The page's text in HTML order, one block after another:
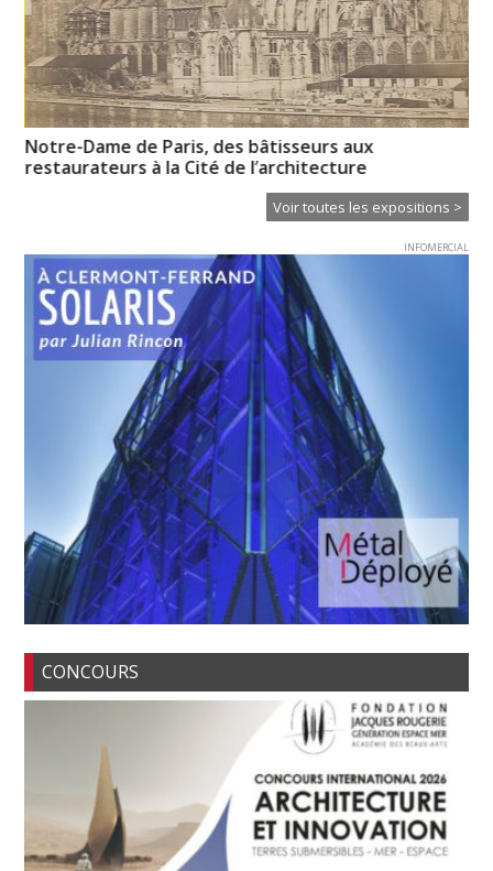
Notre-Dame de Paris, des bâtisseurs aux
restaurateurs à la Cité de l’architecture
Voir toutes les expositions >
INFOMERCIAL
CONCOURS